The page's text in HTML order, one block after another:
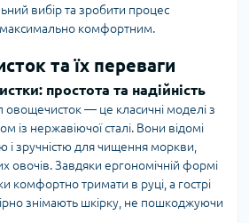
вибір та зробити процес
максимально комфортним.
та їх переваги
простота та надійність
— це класичні моделі з
із нержавіючої сталі. Вони відомі
і зручністю для чищення моркви,
овочів. Завдяки ергономічній формі
комфортно тримати в руці, а гострі
знімають шкірку, не пошкоджуючи